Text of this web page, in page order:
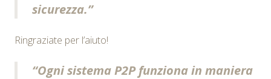
sicurezza.”
Ringraziate per l’aiuto!
“Ogni sistema P2P funziona in maniera